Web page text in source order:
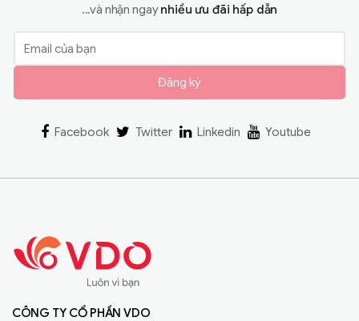
...và nhận ngaynhiều ưu đãi hấp dẫn
Đăng ký
Facebook Twitter Linkedin Youtube
CÔNG TY CỔ PHẦN VDO